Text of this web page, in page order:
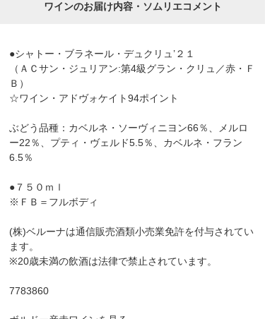
ワインのお届け内容・ソムリエコメント
●シャトー・ブラネール・デュクリュ’２１
（ＡＣサン・ジュリアン:第4級グラン・クリュ／赤・Ｆ
Ｂ）
☆ワイン・アドヴォケイト94ポイント
ぶどう品種：カベルネ・ソーヴィニヨン66％、メルロ
ー22％、プティ・ヴェルド5.5％、カベルネ・フラン
6.5％
●７５０ｍｌ
※ＦＢ＝フルボディ
(株)ベルーナは通信販売酒類小売業免許を付与されてい
ます。
※20歳未満の飲酒は法律で禁止されています。
7783860